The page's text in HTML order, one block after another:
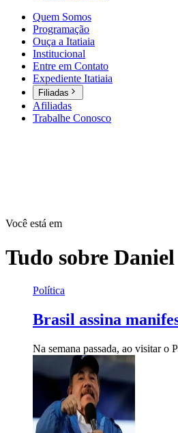
Quem Somos
Programação
Ouça a Itatiaia
Institucional
Entre em Contato
Expediente Itatiaia
Filiadas
Afiliadas
Trabalhe Conosco
Você está em
Tudo sobre
Política
Brasil assina
Na semana passada, ao visitar o